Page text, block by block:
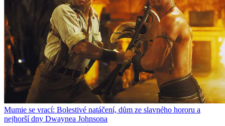
Mumie se vrací: Bolestivé natáčení, dům ze slavného hororu a
nejhorší dny Dwaynea Johnsona